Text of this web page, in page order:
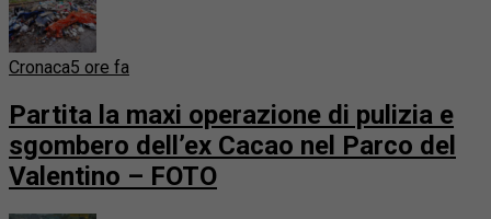
Cronaca5 ore fa
Partita la maxi operazione di pulizia e
sgombero dell’ex Cacao nel Parco del
Valentino – FOTO